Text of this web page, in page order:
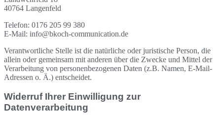
40764 Langenfeld
Telefon: 0176 205 99 380
E-Mail: info@bkoch-communication.de
Verantwortliche Stelle ist die natürliche oder juristische Person, die
allein oder gemeinsam mit anderen über die Zwecke und Mittel der
Verarbeitung von personenbezogenen Daten (z.B. Namen, E-Mail-
Adressen o. Ä.) entscheidet.
Widerruf Ihrer Einwilligung zur
Datenverarbeitung